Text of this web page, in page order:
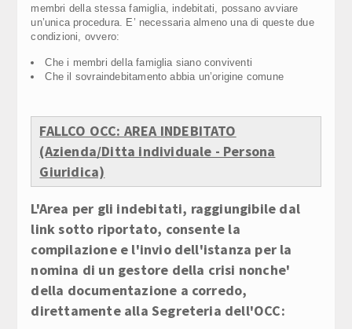
membri della stessa famiglia, indebitati, possano avviare
un’unica procedura. E’ necessaria almeno una di queste due
condizioni, ovvero:
Che i membri della famiglia siano conviventi
Che il sovraindebitamento abbia un’origine comune
FALLCO OCC: AREA INDEBITATO
(Azienda/Ditta individuale - Persona
Giuridica)
L'Area per gli indebitati, raggiungibile dal
link sotto riportato, consente la
compilazione e l'invio dell'istanza per la
nomina di un gestore della crisi nonche'
della documentazione a corredo,
direttamente alla Segreteria dell'OCC: